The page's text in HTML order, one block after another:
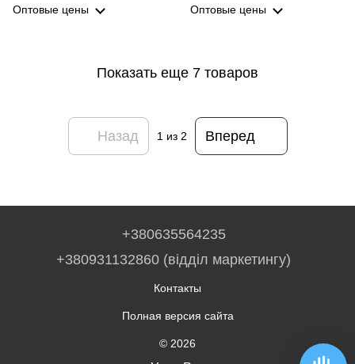
Оптовые цены
Оптовые цены
Показать еще 7 товаров
Назад 1 из 2 Вперед
+380635564235
+380931132860 (відділ маркетингу)
Контакты
Полная версия сайта
© 2026